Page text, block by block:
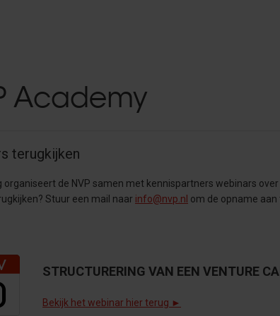
Academy
terugkijken
organiseert de NVP samen met kennispartners webinars
Stuur een mail naar info@nvp.nl om de opname
STRUCTURERING VAN EEN VENTURE
Bekijk het webinar hier terug ►